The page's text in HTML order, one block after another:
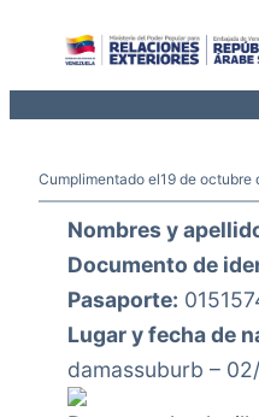
Cumplimentado el19 de octubre
Nombres y
Documento de
Pasaporte:
Lugar y fecha de
damassuburb –